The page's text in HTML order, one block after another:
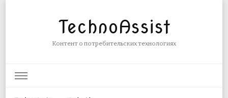
TechnoAssist
Контент о потребительских технологиях